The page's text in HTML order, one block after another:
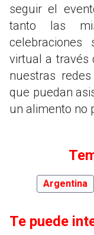
seguir el
tanto las
virtual a través
nuestras
que puedan
un alimento no
Argentina
Te puede